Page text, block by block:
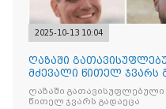
2025-10-13 10:04
ღაზაში
მძევალი წითელ ჯვარს
ღაზაში
წითელ ჯვარს გადაეცა